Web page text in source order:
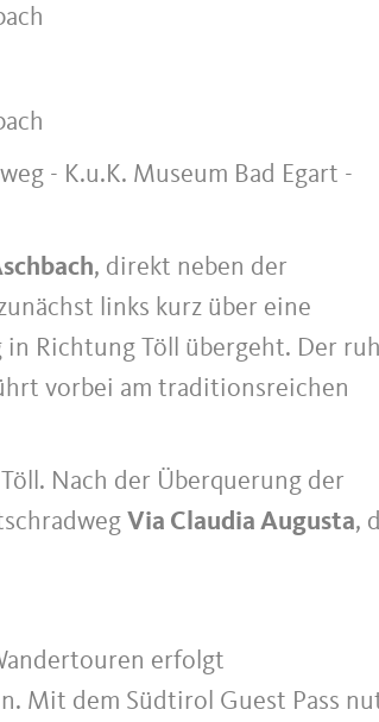
- K.u.K. Museum Bad Egart -
, direkt neben der
links kurz über eine
Richtung Töll übergeht. Der
vorbei am traditionsreichen
Nach der Überquerung der
Via Claudia Augusta,
erfolgt
Mit dem Südtirol Guest Pass